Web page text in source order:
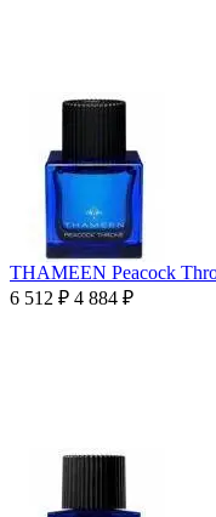
THAMEEN Peacock
6 512 ₽ 4 884 ₽